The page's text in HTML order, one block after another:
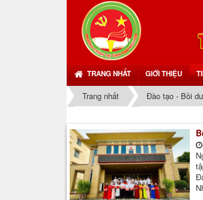
TRANG NHẤT GIỚI THIỆU
Trang nhất Đào tạo - Bồi